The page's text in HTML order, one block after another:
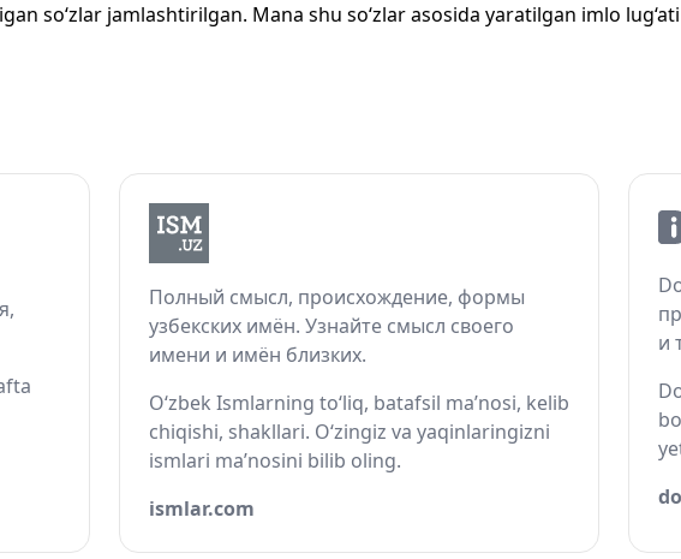
so‘zlar jamlashtirilgan. Mana shu so‘zlar asosida yaratilgan imlo
Полный смысл, происхождение, формы
узбекских имён. Узнайте смысл своего
имени и имён близких.
O‘zbek Ismlarning to‘liq, batafsil ma’nosi, kelib
chiqishi, shakllari. O‘zingiz va yaqinlaringizni
ismlari ma’nosini bilib oling.
ismlar.com
и